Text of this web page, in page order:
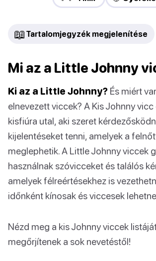
📖 Tartalomjegyzék megjelenítése
Mi az a Little Johnny
Ki az a Little Johnny? És miért
elnevezett viccek? A Kis Johnny
kisfiúra utal, aki szeret
kijelentéseket tenni, amelyek a
meglephetik. A Little Johnny viccek
használnak szóvicceket és találós
amelyek félreértésekhez is
időnként kínosak és viccesek
Nézd meg a kis Johnny viccek
megőrjítenek a sok nevetéstől!